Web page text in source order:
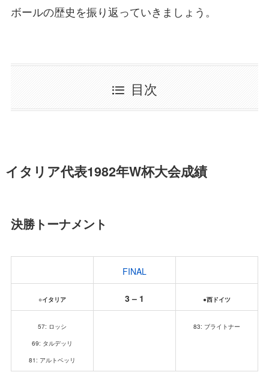
ボールの歴史を振り返っていきましょう。
目次
イタリア代表1982年W杯大会成績
決勝トーナメント
FINAL
○イタリア 3 – 1 ●西ドイツ
57: ロッシ
69: タルデッリ
81: アルトベッリ
83: ブライトナー